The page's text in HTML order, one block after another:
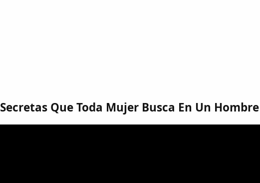
Que Toda Mujer Busca En Un Hombre